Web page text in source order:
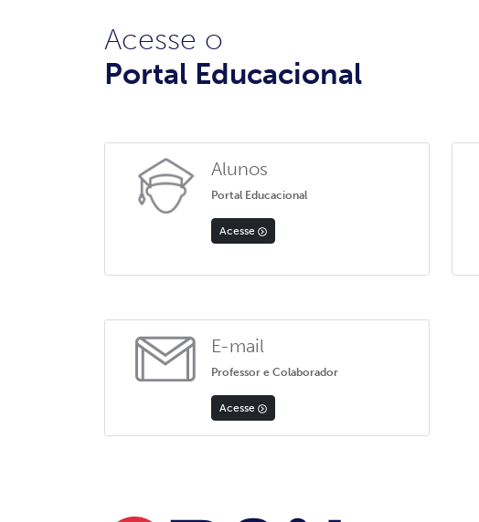
Acesse o
Portal Educacional
Alunos
Portal Educacional
Acesse
E-mail
Professor e Colaborador
Acesse